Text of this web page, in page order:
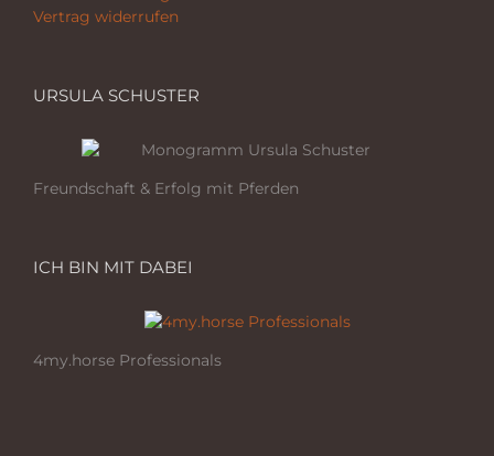
Vertrag widerrufen
URSULA SCHUSTER
Freundschaft & Erfolg mit Pferden
ICH BIN MIT DABEI
4my.horse Professionals